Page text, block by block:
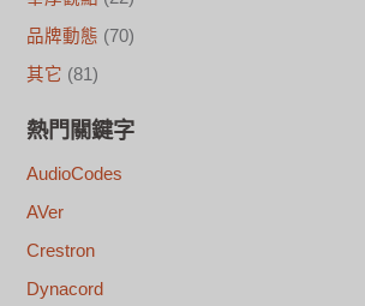
品牌動態 (70)
其它 (81)
熱門關鍵字
AudioCodes
AVer
Crestron
Dynacord